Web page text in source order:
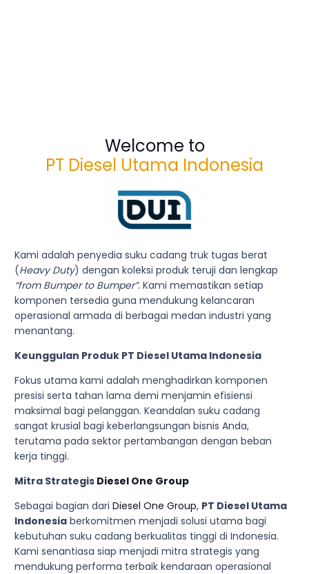
Welcome to
PT Diesel Utama Indonesia
Kami adalah penyedia suku cadang truk tugas berat
(Heavy Duty) dengan koleksi produk teruji dan lengkap
“from Bumper to Bumper”. Kami memastikan setiap
komponen tersedia guna mendukung kelancaran
operasional armada di berbagai medan industri yang
menantang.
Keunggulan Produk PT Diesel Utama Indonesia
Fokus utama kami adalah menghadirkan komponen
presisi serta tahan lama demi menjamin efisiensi
maksimal bagi pelanggan. Keandalan suku cadang
sangat krusial bagi keberlangsungan bisnis Anda,
terutama pada sektor pertambangan dengan beban
kerja tinggi.
Mitra Strategis Diesel One Group
Sebagai bagian dari Diesel One Group, PT Diesel Utama
Indonesia berkomitmen menjadi solusi utama bagi
kebutuhan suku cadang berkualitas tinggi di Indonesia.
Kami senantiasa siap menjadi mitra strategis yang
mendukung performa terbaik kendaraan operasional